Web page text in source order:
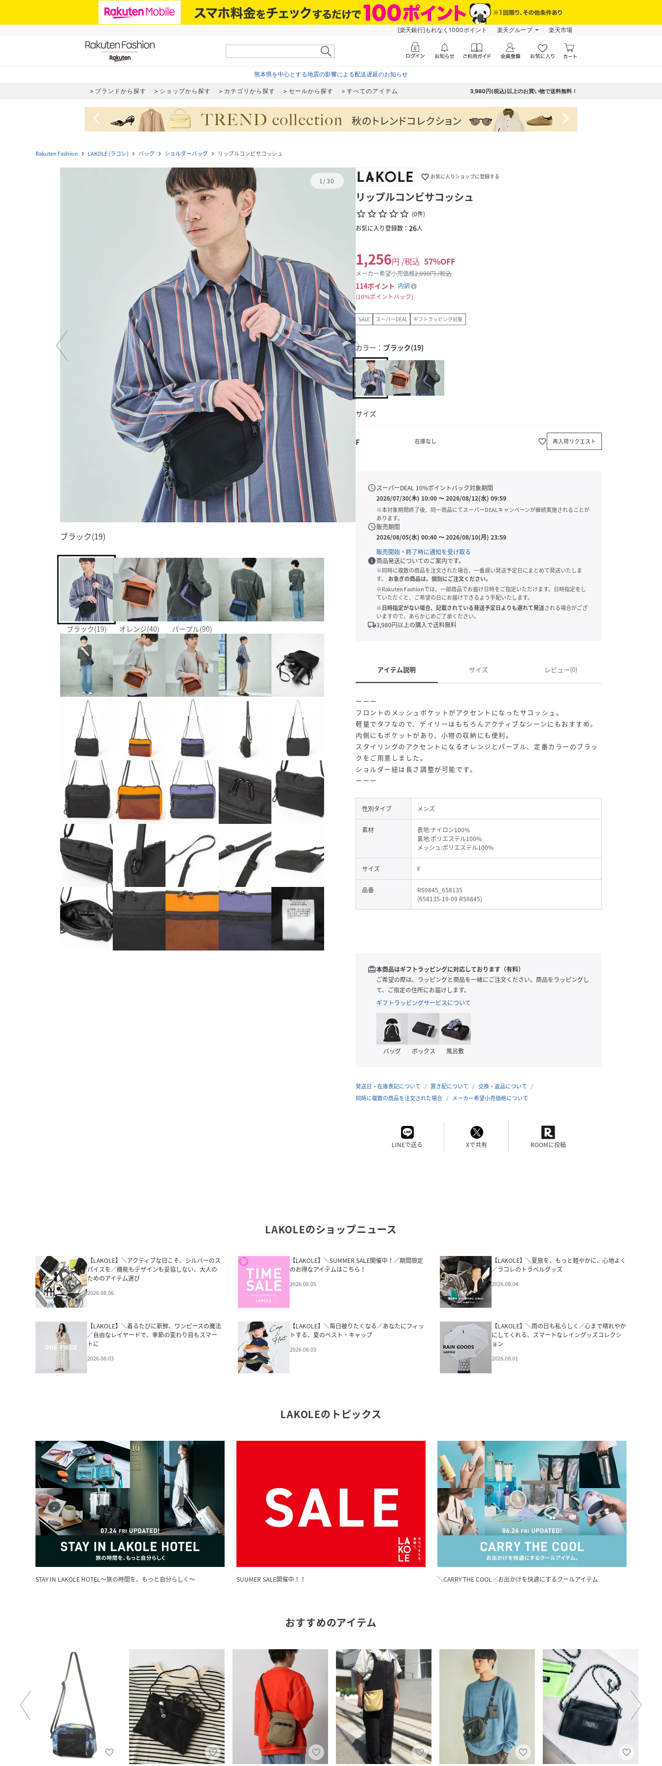
[楽天銀行]もれなく1000ポイント 楽天グループ 楽天市場
熊本県を中心とする地震の影響による配送遅延のお知らせ
ブランドから探す ショップから探す カテゴリから探す セールから探す すべてのアイテム 3,980円(税込)以上のお買い物で送料無料！
navigate_before navigate_next
Rakuten Fashion navigate_next LAKOLE (ラコレ) navigate_next バッグ navigate_next ショルダーバッグ navigate_next リップルコンビサコッシュ
1/30
ブラック(19)
ブラック(19) オレンジ(40) パープル(90)
favorite_border お気に入りショップに登録する
リップルコンビサコッシュ
star_borderstar_borderstar_borderstar_borderstar_border (0件)
お気に入り登録数： 26人
1,256円 /税込 57%OFF
メーカー希望小売価格2,990円 /税込
114ポイント 内訳
10%ポイントバック
SALE スーパーDEAL ギフトラッピング対象
カラー： ブラック(19)
サイズ
F 在庫なし favorite_border 再入荷リクエスト
scheduleスーパーDEAL 10%ポイントバック対象期間
2026/07/30(木) 10:00〜2026/08/12(水) 09:59
※本対象期間終了後、同一商品にてスーパーDEALキャンペーンが継続実施されることが
あります。
schedule販売期間
2026/08/05(水) 00:40〜2026/08/10(月) 23:59
販売開始・終了時に通知を受け取る
info商品発送についてのご案内です。
※同時に複数の商品を注文された場合、一番遅い発送予定日にまとめて発送いたしま
す。
お急ぎの商品は、個別にご注文ください。
※Rakuten Fashionでは、一部商品でお届け日時をご指定いただけます。日時指定をし
ていただくと、ご希望の日にお届けできるよう手配いたします。
※日時指定がない場合、記載されている発送予定日よりも遅れて発送される場合がござ
いますので、あらかじめご了承ください。
local_shipping3,980円以上の購入で送料無料
アイテム説明 サイズ レビュー(0)
ーーー
フロントのメッシュポケットがアクセントになったサコッシュ。
軽量でタフなので、デイリーはもちろんアクティブなシーンにもおすすめ。
内側にもポケットがあり、小物の収納にも便利。
スタイリングのアクセントになるオレンジとパープル、定番カラーのブラッ
クをご用意しました。
ショルダー紐は長さ調整が可能です。
ーーー
性別タイプ メンズ
素材
表地:ナイロン100%
裏地:ポリエステル100%
メッシュ:ポリエステル100%
サイズ F
品番
RS9845_658135
(658135-19-09 RS9845)
redeem本商品はギフトラッピングに対応しております（有料）
ご希望の際は、ラッピングと商品を一緒にご注文ください。商品をラッピングし
て、ご指定の住所にお届けします。
ギフトラッピングサービスについて
バッグ ボックス 風呂敷
発送日・在庫表記について 置き配について
交換・返品について
同時に複数の商品を注文された場合
メーカー希望小売価格について
LINEで送る Xで共有 ROOMに投稿
LAKOLEのショップニュース
【LAKOLE】＼アクティブな日こそ、シルバーのス
パイスを／機能もデザインも妥協しない、大人の
ためのアイテム選び
2026.08.06
【LAKOLE】＼SUMMER SALE開催中！／期間限定
のお得なアイテムはこちら！
2026.08.05
【LAKOLE】＼夏旅を、もっと軽やかに、心地よく
／ラコレのトラベルグッズ
2026.08.04
【LAKOLE】＼着るたびに新鮮、ワンピースの魔法
／自由なレイヤードで、季節の変わり目もスマー
トに
2026.08.03
【LAKOLE】＼毎日被りたくなる／あなたにフィッ
トする、夏のベスト・キャップ
2026.08.03
【LAKOLE】＼雨の日も私らしく／心まで晴れやか
にしてくれる、スマートなレイングッズコレクシ
ョン
2026.08.01
LAKOLEのトピックス
STAY IN LAKOLE HOTEL～旅の時間を、もっと自分らしく～ SUUMER SALE開催中！！ ＼CARRY THE COOL／お出かけを快適にするクールアイテム
おすすめのアイテム